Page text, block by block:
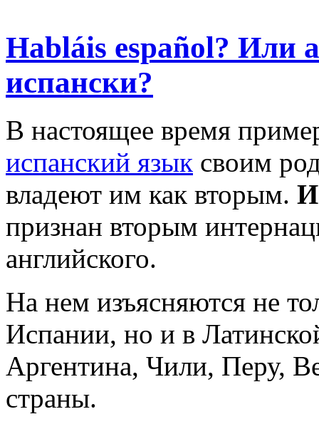
Habláis español? Или
испански?
В настоящее время
испанский язык своим
владеют им как вторым.
признан вторым
английского.
На нем изъясняются не
Испании, но и в
Аргентина, Чили, Перу,
страны.